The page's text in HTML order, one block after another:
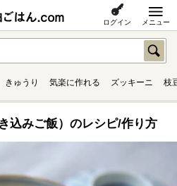
ログイン メニュー
きゅうり 気楽に作れる ズッキーニ 枝
込みご飯）のレシピ/作り方